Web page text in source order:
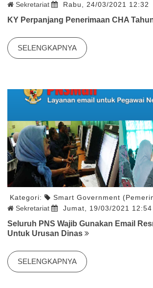
Sekretariat Rabu, 24/03/2021 12:32
KY Perpanjang Penerimaan CHA
SELENGKAPNYA
Kategori:
Smart Government
Sekretariat
Jumat, 19/03/2021 12:54
Seluruh PNS Wajib Gunakan Email
Untuk Urusan Dinas
SELENGKAPNYA